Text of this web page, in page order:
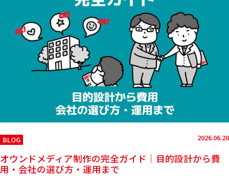
BLOG 2026.06.20
オウンドメディア制作の完全ガイド｜目的設計から費
用・会社の選び方・運用まで